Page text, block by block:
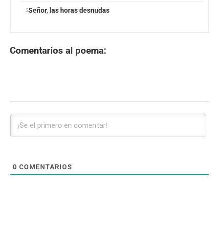
Señor, las horas desnudas
Comentarios al poema:
0 COMENTARIOS